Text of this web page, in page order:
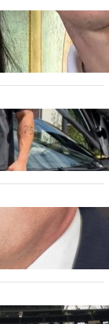
në dasmën e
me emra
Kosova, Eduart
publikon
luksoze
amerikan,
LDK-në, jo
dhe